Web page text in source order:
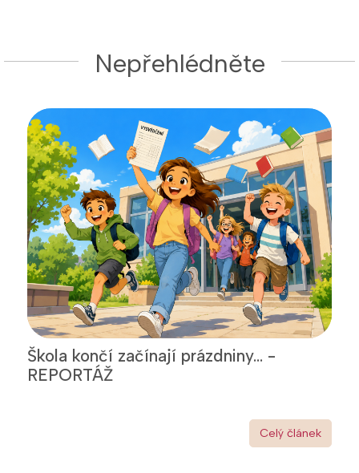
Nepřehlédněte
Škola končí začínají prázdniny... -
REPORTÁŽ
Celý článek